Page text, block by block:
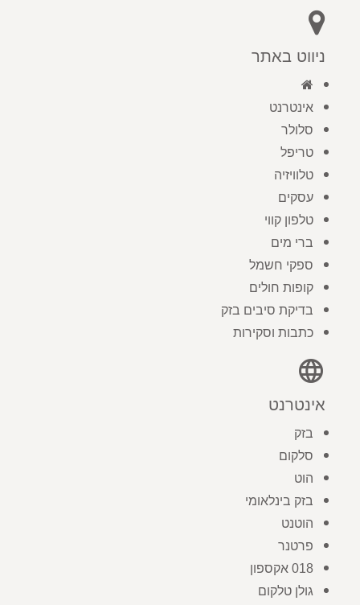
ניווט באתר
אינטרנט
סלולר
טריפל
טלוויזיה
עסקים
טלפון קווי
ברי מים
ספקי חשמל
קופות חולים
בדיקת סיבים בזק
כתבות וסקירות
language
אינטרנט
בזק
סלקום
הוט
בזק בינלאומי
הוטנט
פרטנר
018 אקספון
גולן טלקום